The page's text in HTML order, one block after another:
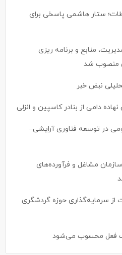
ستار هاشمی پاسخی برای
منابع و برنامه ریزی
منصوب شد
نبض خبر
در توسعه فناوری آرایشی–
مشاغل و فرآورده‌های
از سرمایه‌گذاری حوزه گردشگری
فعل محسوب می‌شود